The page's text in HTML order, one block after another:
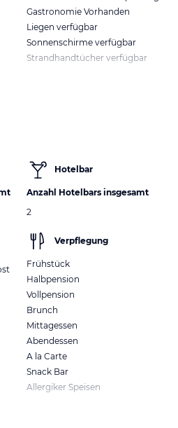
Gastronomie Vorhanden
Liegen verfügbar
Sonnenschirme verfügbar
Strandhandtücher verfügbar
Hotelbar
Anzahl Hotelbars insgesamt
2
Verpflegung
Frühstück
Halbpension
Vollpension
Brunch
Mittagessen
Abendessen
A la Carte
Snack Bar
Allergiker Speisen